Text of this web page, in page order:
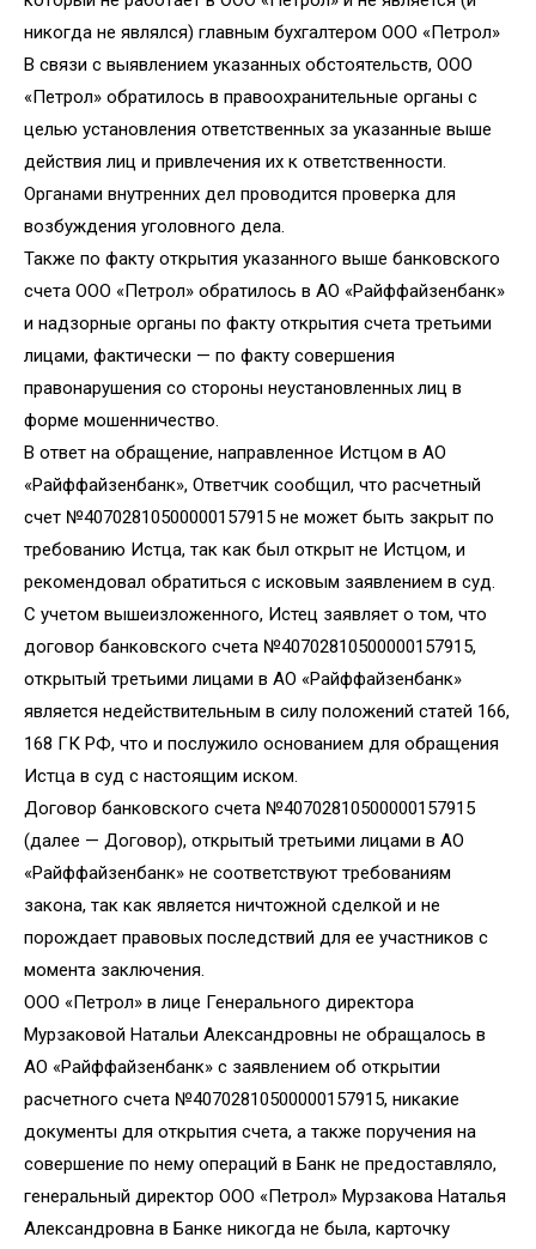
никогда не являлся) главным бухгалтером ООО «Петрол»
В связи с выявлением указанных обстоятельств, ООО
«Петрол» обратилось в правоохранительные органы с
целью установления ответственных за указанные выше
действия лиц и привлечения их к ответственности.
Органами внутренних дел проводится проверка для
возбуждения уголовного дела.
Также по факту открытия указанного выше банковского
счета ООО «Петрол» обратилось в АО «Райффайзенбанк»
и надзорные органы по факту открытия счета третьими
лицами, фактически — по факту совершения
правонарушения со стороны неустановленных лиц в
форме мошенничество.
В ответ на обращение, направленное Истцом в АО
«Райффайзенбанк», Ответчик сообщил, что расчетный
счет №40702810500000157915 не может быть закрыт по
требованию Истца, так как был открыт не Истцом, и
рекомендовал обратиться с исковым заявлением в суд.
С учетом вышеизложенного, Истец заявляет о том, что
договор банковского счета №40702810500000157915,
открытый третьими лицами в АО «Райффайзенбанк»
является недействительным в силу положений статей 166,
168 ГК РФ, что и послужило основанием для обращения
Истца в суд с настоящим иском.
Договор банковского счета №40702810500000157915
(далее — Договор), открытый третьими лицами в АО
«Райффайзенбанк» не соответствуют требованиям
закона, так как является ничтожной сделкой и не
порождает правовых последствий для ее участников с
момента заключения.
ООО «Петрол» в лице Генерального директора
Мурзаковой Натальи Александровны не обращалось в
АО «Райффайзенбанк» с заявлением об открытии
расчетного счета №40702810500000157915, никакие
документы для открытия счета, а также поручения на
совершение по нему операций в Банк не предоставляло,
генеральный директор ООО «Петрол» Мурзакова Наталья
Александровна в Банке никогда не была, карточку